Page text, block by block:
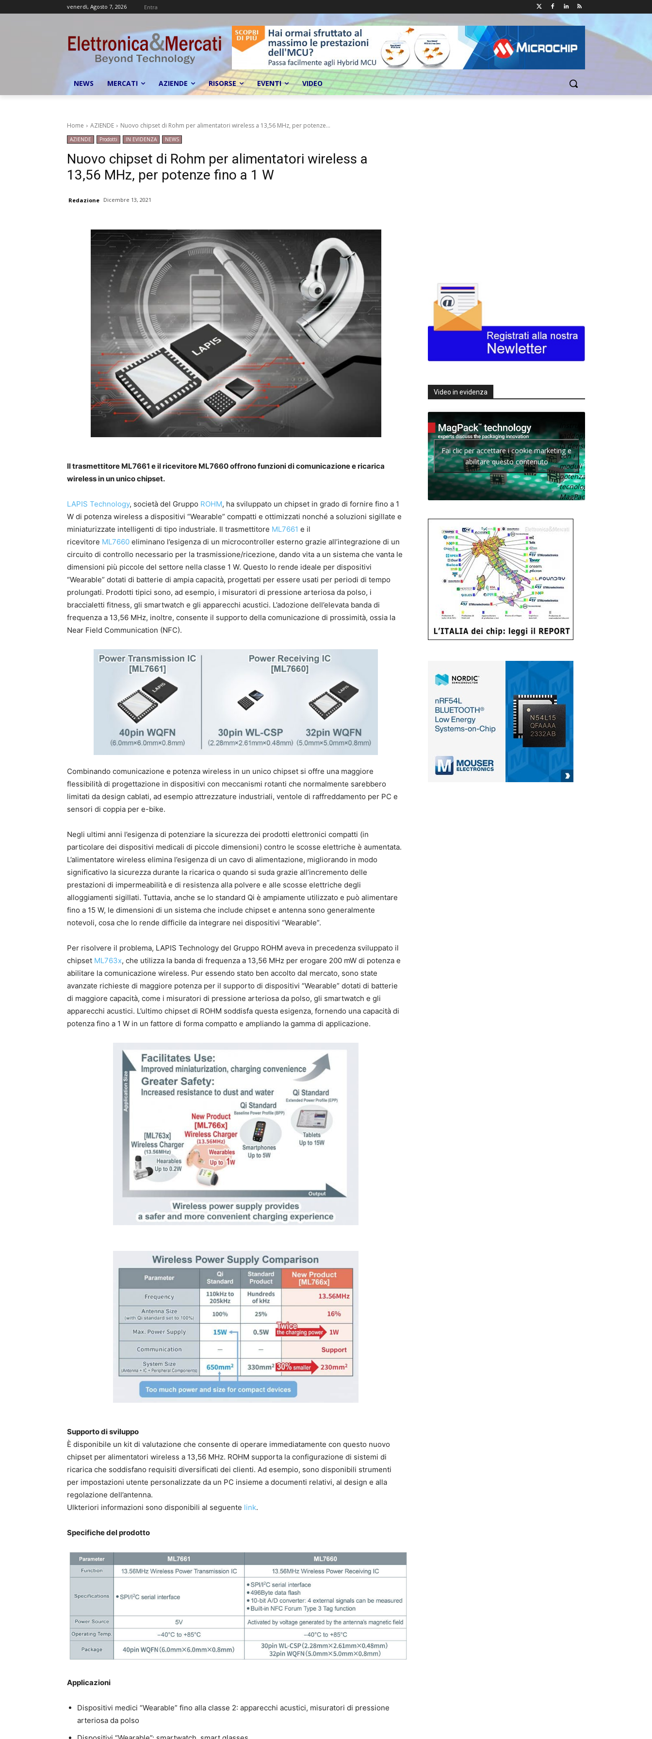
venerdì, Agosto 7, 2026 Entra
NEWS MERCATI AZIENDE RISORSE EVENTI VIDEO
Home AZIENDE Nuovo chipset di Rohm per alimentatori wireless a 13,56 MHz, per potenze...
AZIENDE Prodotti IN EVIDENZA NEWS
Nuovo chipset di Rohm per alimentatori wireless a
13,56 MHz, per potenze fino a 1 W
Redazione Dicembre 13, 2021
Il trasmettitore ML7661 e il ricevitore ML7660 offrono funzioni di comunicazione e ricarica
wireless in un unico chipset.
LAPIS Technology, società del Gruppo ROHM, ha sviluppato un chipset in grado di fornire fino a 1
W di potenza wireless a dispositivi “Wearable” compatti e ottimizzati nonché a soluzioni sigillate e
miniaturizzate intelligenti di tipo industriale. Il trasmettitore ML7661 e il
ricevitore ML7660 eliminano l’esigenza di un microcontroller esterno grazie all’integrazione di un
circuito di controllo necessario per la trasmissione/ricezione, dando vita a un sistema che vanta le
dimensioni più piccole del settore nella classe 1 W. Questo lo rende ideale per dispositivi
“Wearable” dotati di batterie di ampia capacità, progettati per essere usati per periodi di tempo
prolungati. Prodotti tipici sono, ad esempio, i misuratori di pressione arteriosa da polso, i
braccialetti fitness, gli smartwatch e gli apparecchi acustici. L’adozione dell’elevata banda di
frequenza a 13,56 MHz, inoltre, consente il supporto della comunicazione di prossimità, ossia la
Near Field Communication (NFC).
Combinando comunicazione e potenza wireless in un unico chipset si offre una maggiore
flessibilità di progettazione in dispositivi con meccanismi rotanti che normalmente sarebbero
limitati da design cablati, ad esempio attrezzature industriali, ventole di raffreddamento per PC e
sensori di coppia per e-bike.
Negli ultimi anni l’esigenza di potenziare la sicurezza dei prodotti elettronici compatti (in
particolare dei dispositivi medicali di piccole dimensioni) contro le scosse elettriche è aumentata.
L’alimentatore wireless elimina l’esigenza di un cavo di alimentazione, migliorando in modo
significativo la sicurezza durante la ricarica o quando si suda grazie all’incremento delle
prestazioni di impermeabilità e di resistenza alla polvere e alle scosse elettriche degli
alloggiamenti sigillati. Tuttavia, anche se lo standard Qi è ampiamente utilizzato e può alimentare
fino a 15 W, le dimensioni di un sistema che include chipset e antenna sono generalmente
notevoli, cosa che lo rende difficile da integrare nei dispositivi “Wearable”.
Per risolvere il problema, LAPIS Technology del Gruppo ROHM aveva in precedenza sviluppato il
chipset ML763x, che utilizza la banda di frequenza a 13,56 MHz per erogare 200 mW di potenza e
abilitare la comunicazione wireless. Pur essendo stato ben accolto dal mercato, sono state
avanzate richieste di maggiore potenza per il supporto di dispositivi “Wearable” dotati di batterie
di maggiore capacità, come i misuratori di pressione arteriosa da polso, gli smartwatch e gli
apparecchi acustici. L’ultimo chipset di ROHM soddisfa questa esigenza, fornendo una capacità di
potenza fino a 1 W in un fattore di forma compatto e ampliando la gamma di applicazione.
Supporto di sviluppo
È disponibile un kit di valutazione che consente di operare immediatamente con questo nuovo
chipset per alimentatori wireless a 13,56 MHz. ROHM supporta la configurazione di sistemi di
ricarica che soddisfano requisiti diversificati dei clienti. Ad esempio, sono disponibili strumenti
per impostazioni utente personalizzate da un PC insieme a documenti relativi, al design e alla
regolazione dell’antenna.
Ulkteriori informazioni sono disponibili al seguente link.
Specifiche del prodotto
Applicazioni
Dispositivi medici “Wearable” fino alla classe 2: apparecchi acustici, misuratori di pressione
arteriosa da polso
Video in evidenza
Texas
raddoppia
la densità
con i
moduli di
potenza con
tecnologia
MagPack.
Fai clic per accettare i cookie marketing e
abilitare questo contenuto